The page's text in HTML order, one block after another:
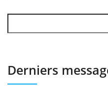
Derniers